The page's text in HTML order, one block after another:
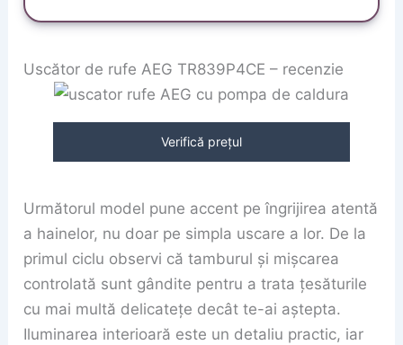
Uscător de rufe AEG TR839P4CE – recenzie
Verifică prețul
Următorul model pune accent pe îngrijirea atentă
a hainelor, nu doar pe simpla uscare a lor. De la
primul ciclu observi că tamburul și mișcarea
controlată sunt gândite pentru a trata țesăturile
cu mai multă delicatețe decât te-ai aștepta.
Iluminarea interioară este un detaliu practic, iar